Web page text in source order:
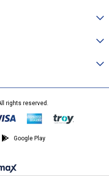
rights reserved.
Google Play